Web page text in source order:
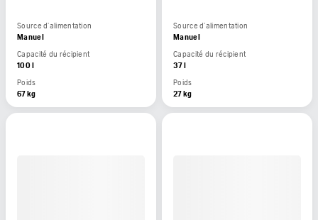
Source d’alimentation
Manuel
Capacité du récipient
100 l
Poids
67 kg
Source d’alimentation
Manuel
Capacité du récipient
37 l
Poids
27 kg